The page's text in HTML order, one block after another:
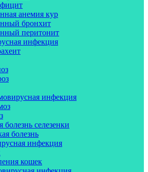
анемия кур
бронхит
перитонит
инфекция
инфекция
селезенки
болезнь
инфекция
кошек